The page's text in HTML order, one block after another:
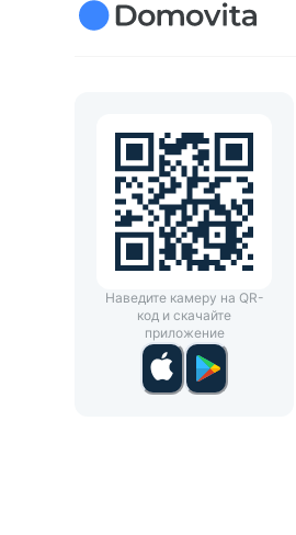
Наведите камеру на QR-
код и скачайте
приложение